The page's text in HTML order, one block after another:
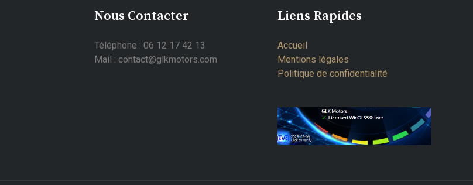
Nous Contacter
Téléphone : 06 12 17 42 13
Mail : contact@glkmotors.com
Liens Rapides
Accueil
Mentions légales
Politique de confidentialité